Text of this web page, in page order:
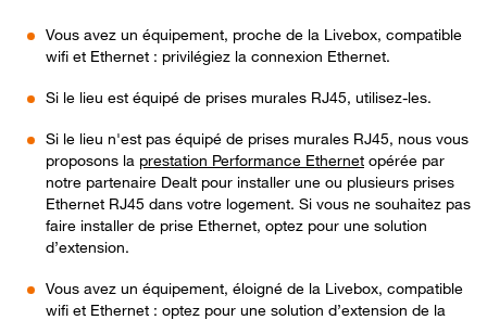
Vous avez un équipement, proche de la Livebox, compatible
wifi et Ethernet : privilégiez la connexion Ethernet.
Si le lieu est équipé de prises murales RJ45, utilisez-les.
Si le lieu n'est pas équipé de prises murales RJ45, nous vous
proposons la prestation Performance Ethernet opérée par
notre partenaire Dealt pour installer une ou plusieurs prises
Ethernet RJ45 dans votre logement. Si vous ne souhaitez pas
faire installer de prise Ethernet, optez pour une solution
d’extension.
Vous avez un équipement, éloigné de la Livebox, compatible
wifi et Ethernet : optez pour une solution d’extension de la